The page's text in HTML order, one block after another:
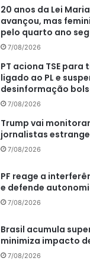
20 anos da Lei
avançou, mas
pelo quarto ano
7/08/2026
PT aciona TSE
ligado ao PL e
desinformação
7/08/2026
Trump vai
jornalistas
7/08/2026
PF reage a
e defende
7/08/2026
Brasil acumula
minimiza impacto
7/08/2026